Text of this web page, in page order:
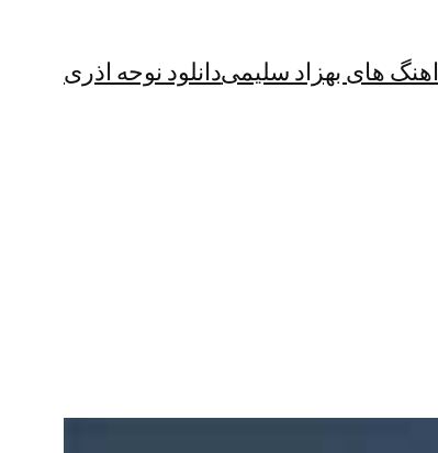
اهنگ های بهزاد سلیمیدانلود نوحه اذری